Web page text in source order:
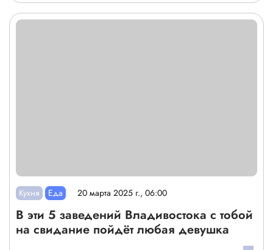
Кухня Еда 20 марта 2025 г., 06:00
В эти 5 заведений Владивостока с тобой
на свидание пойдёт любая девушка